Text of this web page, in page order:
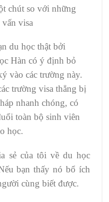
chút so với những
visa
du học thật bởi
Hàn có ý định bỏ
vào các trường này.
trường visa thẳng bị
nhanh chóng, có
toàn bộ sinh viên
học.
sẻ của tôi về du học
bạn thấy nó bổ ích
cùng biết được.